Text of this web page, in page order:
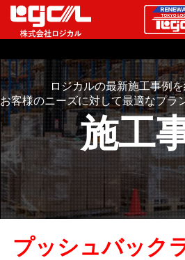
ロジカルの最新施工事例
お客様のニーズに対して最適なプラ
施工
プッシュバック